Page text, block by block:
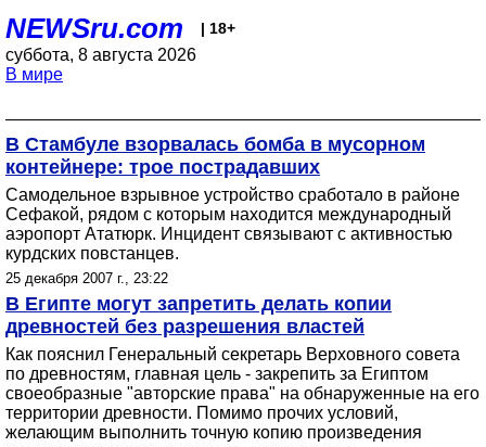
NEWSru.com | 18+
суббота, 8 августа 2026
В мире
В Стамбуле взорвалась бомба в мусорном
контейнере: трое пострадавших
Самодельное взрывное устройство сработало в районе
Сефакой, рядом с которым находится международный
аэропорт Ататюрк. Инцидент связывают с активностью
курдских повстанцев.
25 декабря 2007 г., 23:22
В Египте могут запретить делать копии
древностей без разрешения властей
Как пояснил Генеральный секретарь Верховного совета
по древностям, главная цель - закрепить за Египтом
своеобразные "авторские права" на обнаруженные на его
территории древности. Помимо прочих условий,
желающим выполнить точную копию произведения